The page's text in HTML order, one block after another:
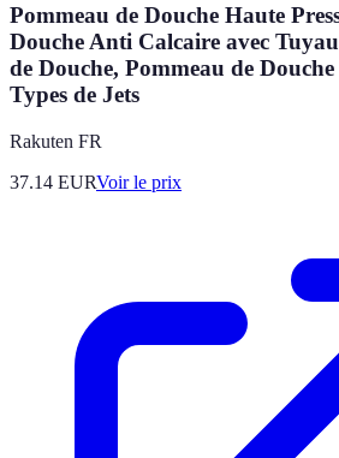
Pommeau de Douche Haute
Douche Anti Calcaire avec
de Douche, Pommeau de
Types de Jets
Rakuten FR
37.14 EURVoir le prix